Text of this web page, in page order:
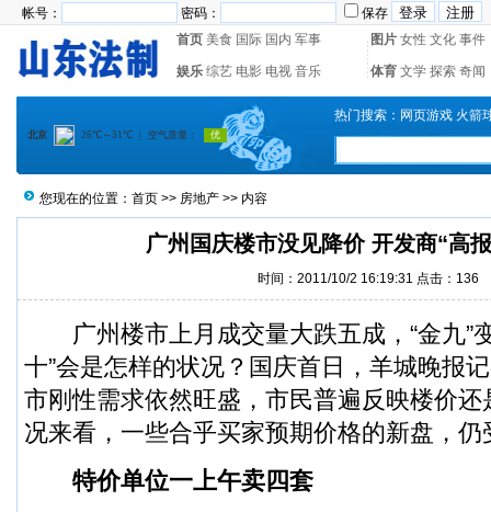
帐号： 密码：
保存
首页 美食 国际 国内 军事 图片 女性 文化 事件
娱乐 综艺 电影 电视 音乐 体育 文学 探索 奇闻
热门搜索： 网页游戏 火箭
您现在的位置： 首页 >> 房地产 >> 内容
广州国庆楼市没见降价 开发商“高
时间：2011/10/2 16:19:31 点击： 136
广州楼市上月成交量大跌五成，“金九”变
十”会是怎样的状况？国庆首日，羊城晚报
市刚性需求依然旺盛，市民普遍反映楼价
况来看，一些合乎买家预期价格的新盘，仍
特价单位一上午卖四套